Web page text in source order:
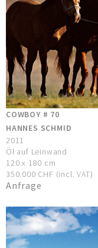
COWBOY # 70
HANNES SCHMID
2011
Öl auf Leinwand
120 x 180 cm
350.000 CHF (incl. VAT)
Anfrage